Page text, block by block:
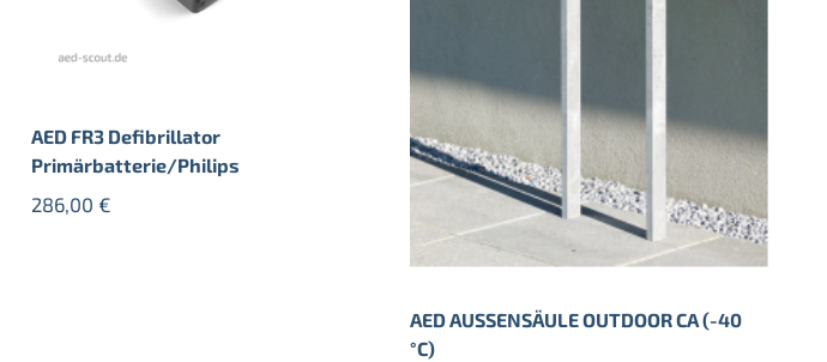
AED FR3 Defibrillator
Primärbatterie/Philips
286,00 €
AED AUSSENSÄULE OUTDOOR CA (-40
°C)